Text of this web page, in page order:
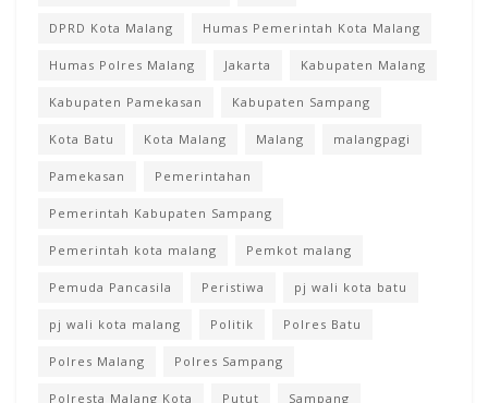
DPRD Kota Malang Humas Pemerintah Kota Malang
Humas Polres Malang Jakarta Kabupaten Malang
Kabupaten Pamekasan Kabupaten Sampang
Kota Batu Kota Malang Malang malangpagi
Pamekasan Pemerintahan
Pemerintah Kabupaten Sampang
Pemerintah kota malang Pemkot malang
Pemuda Pancasila Peristiwa pj wali kota batu
pj wali kota malang Politik Polres Batu
Polres Malang Polres Sampang
Polresta Malang Kota Putut Sampang